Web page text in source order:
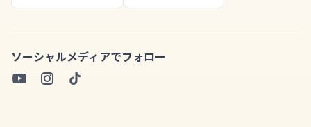
ソーシャルメディアでフォロー